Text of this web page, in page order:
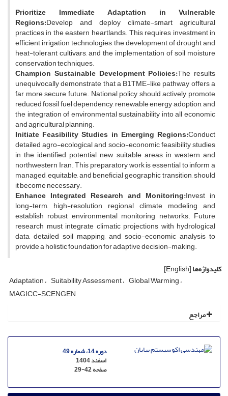
Prioritize Immediate Adaptation in Vulnerable
Regions:Develop and deploy climate-smart agricultural
practices in the eastern heartlands. This requires investment in
efficient irrigation technologies, the development of drought and
heat-tolerant cultivars, and the implementation of soil moisture
conservation techniques.
Champion Sustainable Development Policies:The results
unequivocally demonstrate that a B1TME-like pathway offers a
far more secure future. National policy should actively promote
reduced fossil fuel dependency, renewable energy adoption, and
the integration of environmental sustainability into all economic
and agricultural planning.
Initiate Feasibility Studies in Emerging Regions:Conduct
detailed agro-ecological and socio-economic feasibility studies
in the identified potential new suitable areas in western and
northwestern Iran. This preparatory work is essential to inform a
managed, equitable, and beneficial geographic transition, should
it become necessary.
Enhance Integrated Research and Monitoring:Invest in
long-term, high-resolution regional climate modeling and
establish robust environmental monitoring networks. Future
research must integrate climatic projections with hydrological
data, detailed soil mapping, and socio-economic analysis to
provide a holistic foundation for adaptive decision-making.
کلیدواژه‌ها[English]
Adaptation Suitability Assessment Global Warming
MAGICC-SCENGEN
مراجع
دوره 14، شماره 49
اسفند 1404
صفحه29-42